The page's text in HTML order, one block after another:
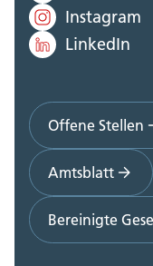
Instagram
LinkedIn
Offene Stellen
Amtsblatt
Bereinigte